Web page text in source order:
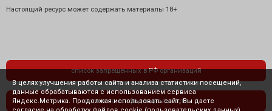
Настоящий ресурс может содержать материалы 18+
список запрещенных в РФ организаций
политика конфиденциальности
В целях улучшения работы сайта и анализа статистики посещений,
данные обрабатываются с использованием сервиса
Яндекс.Метрика. Продолжая использовать сайт, Вы даете